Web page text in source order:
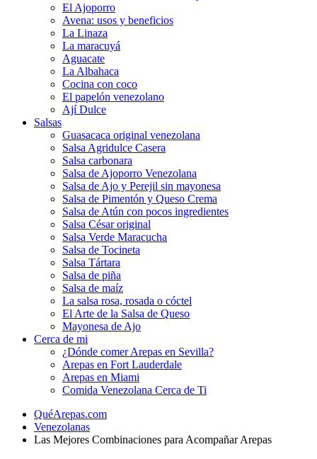
El Ajoporro
Avena: usos y beneficios
La Linaza
La maracuyá
Aguacate
La Albahaca
Cocina con coco
El papelón venezolano
Ají Dulce
Salsas
Guasacaca original venezolana
Salsa Agridulce Casera
Salsa carbonara
Salsa de Ajoporro Venezolana
Salsa de Ajo y Perejil sin mayonesa
Salsa de Pimentón y Queso Crema
Salsa de Atún con pocos ingredientes
Salsa César original
Salsa Verde Maracucha
Salsa de Tocineta
Salsa Tártara
Salsa de piña
Salsa de maíz
La salsa rosa, rosada o cóctel
El Arte de la Salsa de Queso
Mayonesa de Ajo
Cerca de mi
¿Dónde comer Arepas en Sevilla?
Arepas en Fort Lauderdale
Arepas en Miami
Comida Venezolana Cerca de Ti
QuéArepas.com
Venezolanas
Las Mejores Combinaciones para Acompañar Arepas